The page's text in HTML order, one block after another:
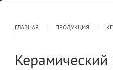
ГЛАВНАЯ ПРОДУКЦИЯ
Керамический